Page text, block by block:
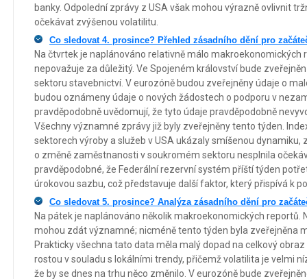
banky. Odpolední zprávy z USA však mohou výrazně ovlivnit
očekávat zvýšenou volatilitu.
Co sledovat 4. prosince? Přehled zásadního dění pro
Na čtvrtek je naplánováno relativně málo makroekonomických
nepovažuje za důležitý. Ve Spojeném království bude
sektoru stavebnictví. V eurozóně budou zveřejněny údaje o
budou oznámeny údaje o nových žádostech o podporu v
pravděpodobně uvědomují, že tyto údaje pravděpodobně
Všechny významné zprávy již byly zveřejněny tento týden.
sektorech výroby a služeb v USA ukázaly smíšenou dynamiku,
o změně zaměstnanosti v soukromém sektoru nesplnila
pravděpodobné, že Federální rezervní systém příští týden
úrokovou sazbu, což představuje další faktor, který přispívá k
Co sledovat 5. prosince? Analýza zásadního dění pro
Na pátek je naplánováno několik makroekonomických reportů.
mohou zdát významné; nicméně tento týden byla zveřejněna
Prakticky všechna tato data měla malý dopad na celkový
rostou v souladu s lokálními trendy, přičemž volatilita je velmi
že by se dnes na trhu něco změnilo. V eurozóně bude